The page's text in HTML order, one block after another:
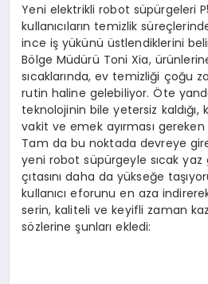
Yeni elektrikli robot süpürgeleri
kullanıcıların temizlik
ince iş yükünü üstlendiklerini
Bölge Müdürü Toni Xia,
sıcaklarında, ev temizliği çoğu
rutin haline gelebiliyor. Öte
teknolojinin bile yetersiz kaldığı,
vakit ve emek ayırması
Tam da bu noktada devreye
yeni robot süpürgeyle sıcak
çıtasını daha da yükseğe
kullanıcı eforunu en aza
serin, kaliteli ve keyifli zaman
sözlerine şunları ekledi: